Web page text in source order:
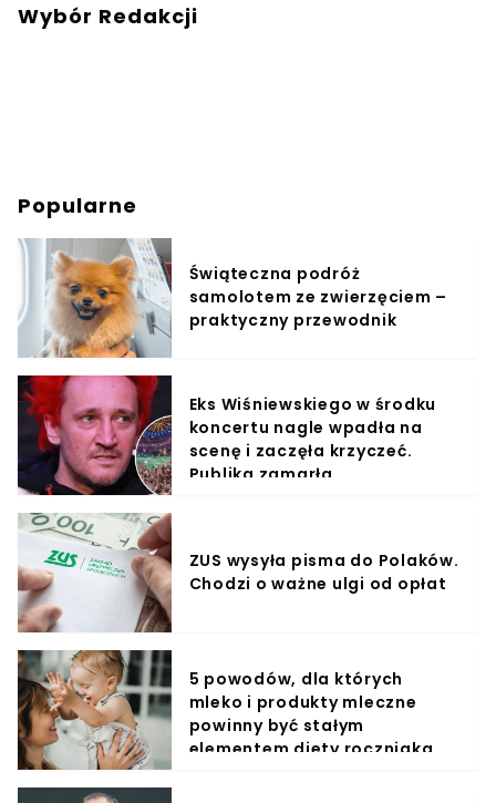
Wybór Redakcji
Popularne
Świąteczna podróż
samolotem ze zwierzęciem –
praktyczny przewodnik
Eks Wiśniewskiego w środku
koncertu nagle wpadła na
scenę i zaczęła krzyczeć.
Publika zamarła
ZUS wysyła pisma do Polaków.
Chodzi o ważne ulgi od opłat
5 powodów, dla których
mleko i produkty mleczne
powinny być stałym
elementem diety roczniaka